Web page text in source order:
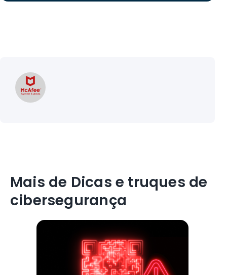
Mais de Dicas e truques de
cibersegurança